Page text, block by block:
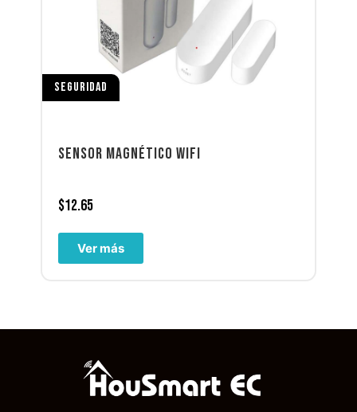
SEGURIDAD
SENSOR MAGNÉTICO WIFI
$12.65
Ver más